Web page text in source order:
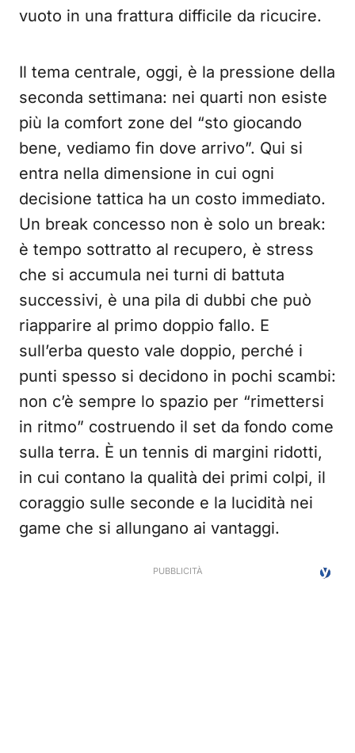
vuoto in una frattura difficile da ricucire.
Il tema centrale, oggi, è la pressione della
seconda settimana: nei quarti non esiste
più la comfort zone del “sto giocando
bene, vediamo fin dove arrivo”. Qui si
entra nella dimensione in cui ogni
decisione tattica ha un costo immediato.
Un break concesso non è solo un break:
è tempo sottratto al recupero, è stress
che si accumula nei turni di battuta
successivi, è una pila di dubbi che può
riapparire al primo doppio fallo. E
sull’erba questo vale doppio, perché i
punti spesso si decidono in pochi scambi:
non c’è sempre lo spazio per “rimettersi
in ritmo” costruendo il set da fondo come
sulla terra. È un tennis di margini ridotti,
in cui contano la qualità dei primi colpi, il
coraggio sulle seconde e la lucidità nei
game che si allungano ai vantaggi.